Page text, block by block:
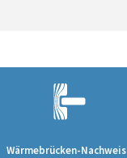
Wärmebrücken-Nachweis